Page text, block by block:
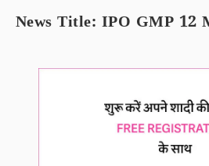
News Title: IPO GMP 12